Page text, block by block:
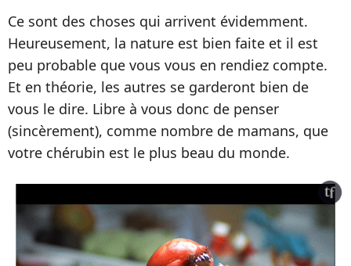
Ce sont des choses qui arrivent évidemment.
Heureusement, la nature est bien faite et il est
peu probable que vous vous en rendiez compte.
Et en théorie, les autres se garderont bien de
vous le dire. Libre à vous donc de penser
(sincèrement), comme nombre de mamans, que
votre chérubin est le plus beau du monde.